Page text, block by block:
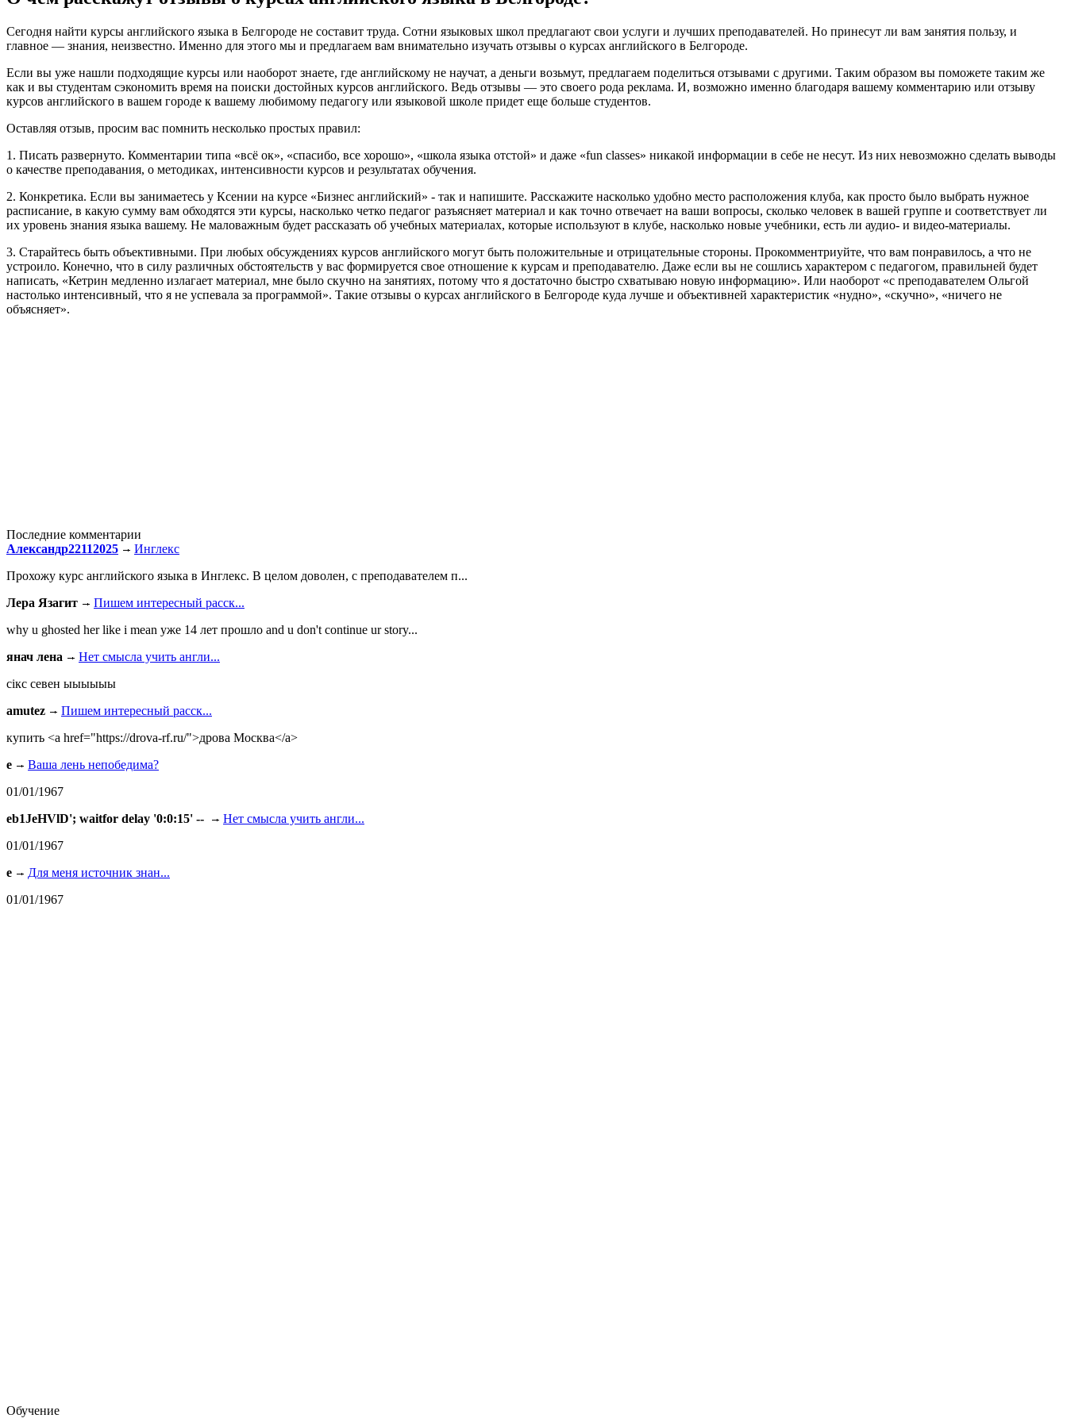
Сегодня найти курсы английского языка в Белгороде не составит труда. Сотни языковых школ предлагают свои услуги и лучших преподавателей. Но принесут ли вам занятия пользу, и
главное — знания, неизвестно. Именно для этого мы и предлагаем вам внимательно изучать отзывы о курсах английского в Белгороде.
Если вы уже нашли подходящие курсы или наоборот знаете, где английскому не научат, а деньги возьмут, предлагаем поделиться отзывами с другими. Таким образом вы поможете таким же
как и вы студентам сэкономить время на поиски достойных курсов английского. Ведь отзывы — это своего рода реклама. И, возможно именно благодаря вашему комментарию или отзыву
курсов английского в вашем городе к вашему любимому педагогу или языковой школе придет еще больше студентов.
Оставляя отзыв, просим вас помнить несколько простых правил:
1. Писать развернуто. Комментарии типа «всё ок», «спасибо, все хорошо», «школа языка отстой» и даже «fun classes» никакой информации в себе не несут. Из них невозможно сделать выводы
о качестве преподавания, о методиках, интенсивности курсов и результатах обучения.
2. Конкретика. Если вы занимаетесь у Ксении на курсе «Бизнес английский» - так и напишите. Расскажите насколько удобно место расположения клуба, как просто было выбрать нужное
расписание, в какую сумму вам обходятся эти курсы, насколько четко педагог разъясняет материал и как точно отвечает на ваши вопросы, сколько человек в вашей группе и соответствует ли
их уровень знания языка вашему. Не маловажным будет рассказать об учебных материалах, которые используют в клубе, насколько новые учебники, есть ли аудио- и видео-материалы.
3. Старайтесь быть объективными. При любых обсуждениях курсов английского могут быть положительные и отрицательные стороны. Прокомментриуйте, что вам понравилось, а что не
устроило. Конечно, что в силу различных обстоятельств у вас формируется свое отношение к курсам и преподавателю. Даже если вы не сошлись характером с педагогом, правильней будет
написать, «Кетрин медленно излагает материал, мне было скучно на занятиях, потому что я достаточно быстро схватываю новую информацию». Или наоборот «с преподавателем Ольгой
настолько интенсивный, что я не успевала за программой». Такие отзывы о курсах английского в Белгороде куда лучше и объективней характеристик «нудно», «скучно», «ничего не
объясняет».
Последние комментарии
Александр22112025
Инглекс
Прохожу курс английского языка в Инглекс. В целом доволен, с преподавателем п...
Лера Язагит
Пишем интересный расск...
why u ghosted her like i mean уже 14 лет прошло and u don't continue ur story...
янач лена
Нет смысла учить англи...
сiкс севен ыыыыыы
amutez
Пишем интересный расск...
купить <a href="https://drova-rf.ru/">дрова Москва</a>
e
Ваша лень непобедима?
01/01/1967
eb1JeHVlD'; waitfor delay '0:0:15' --
Нет смысла учить англи...
01/01/1967
e
Для меня источник знан...
01/01/1967
Обучение